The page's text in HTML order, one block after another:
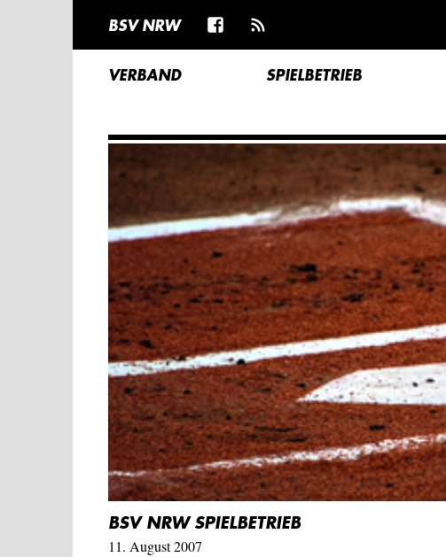
BSV NRW
VERBAND SPIELBETRIEB
BSV NRW SPIELBETRIEB
11. August 2007